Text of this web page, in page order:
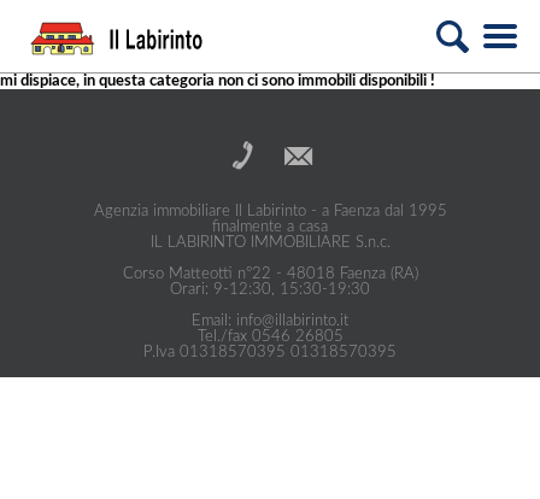
mi dispiace, in questa categoria non ci sono immobili disponibili !
Agenzia immobiliare Il Labirinto - a Faenza dal 1995
finalmente a casa
IL LABIRINTO IMMOBILIARE S.n.c.
Corso Matteotti n°22 - 48018 Faenza (RA)
Orari: 9-12:30, 15:30-19:30
Email: info@illabirinto.it
Tel./fax 0546 26805
P.Iva 01318570395 01318570395